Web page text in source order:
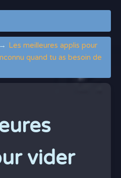
Les meilleures applis pour
quand tu as besoin de
vider